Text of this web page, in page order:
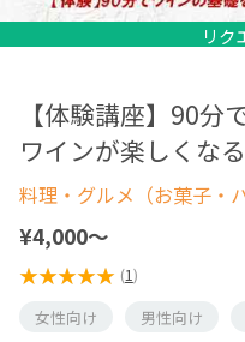
リク
リク
リク
【体験講座】90分
ワインが楽しくな
料理・グルメ（お菓子・
¥4,000〜
(1)
女性向け
男性向け